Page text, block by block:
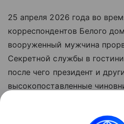
25 апреля 2026 года во
корреспондентов Белого
вооруженный мужчина
Секретной службы в
после чего президент и
высокопоставленные
Аллену предъявили